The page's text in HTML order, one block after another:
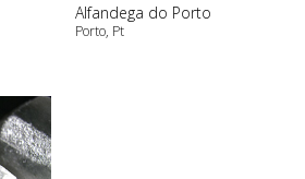
Alfandega do Porto
Porto, Pt